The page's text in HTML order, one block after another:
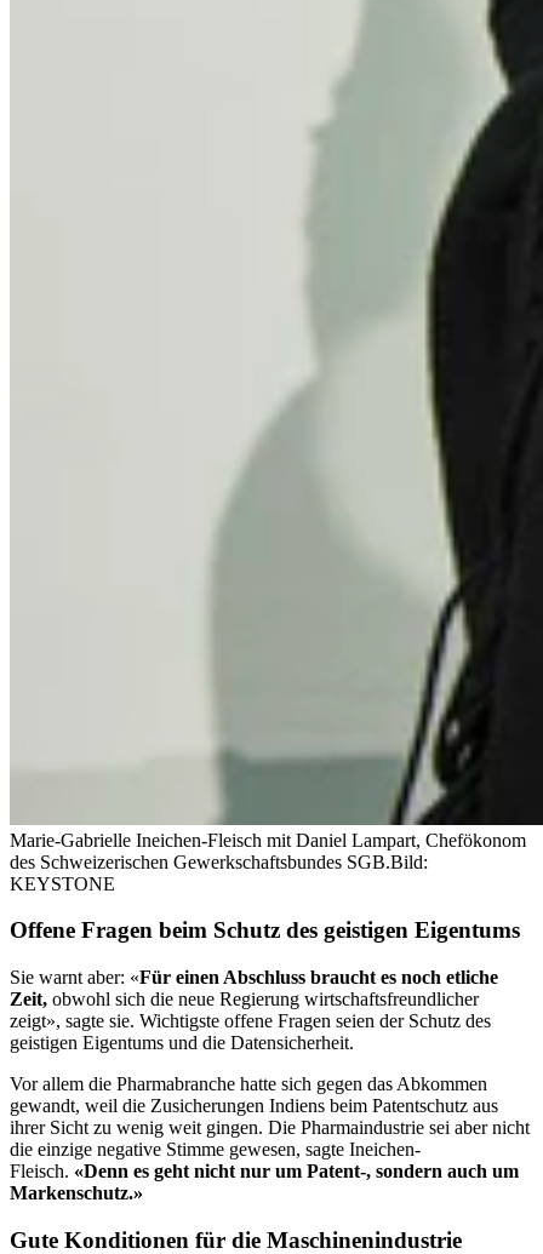
Marie-Gabrielle Ineichen-Fleisch mit Daniel Lampart, Chefökonom
des Schweizerischen Gewerkschaftsbundes SGB.Bild:
KEYSTONE
Offene Fragen beim Schutz des geistigen Eigentums
Sie warnt aber: «Für einen Abschluss braucht es noch etliche
Zeit, obwohl sich die neue Regierung wirtschaftsfreundlicher
zeigt», sagte sie. Wichtigste offene Fragen seien der Schutz des
geistigen Eigentums und die Datensicherheit.
Vor allem die Pharmabranche hatte sich gegen das Abkommen
gewandt, weil die Zusicherungen Indiens beim Patentschutz aus
ihrer Sicht zu wenig weit gingen. Die Pharmaindustrie sei aber nicht
die einzige negative Stimme gewesen, sagte Ineichen-
Fleisch. «Denn es geht nicht nur um Patent-, sondern auch um
Markenschutz.»
Gute Konditionen für die Maschinenindustrie